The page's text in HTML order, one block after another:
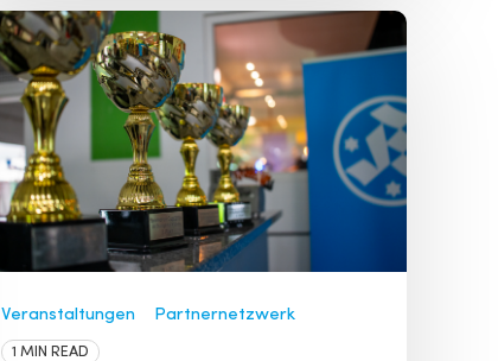
Veranstaltungen Partnernetzwerk
1 MIN READ